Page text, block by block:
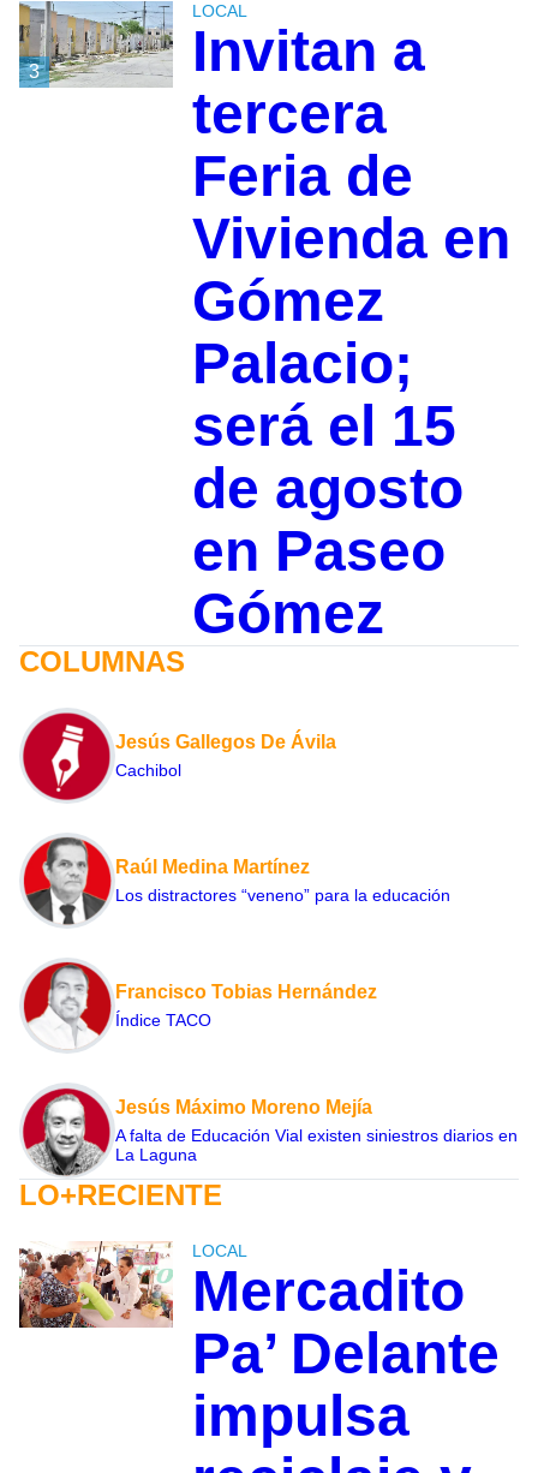
3
LOCAL
Invitan a
tercera
Feria de
Vivienda en
Gómez
Palacio;
será el 15
de agosto
en Paseo
Gómez
COLUMNAS
Jesús Gallegos De Ávila
Cachibol
Raúl Medina Martínez
Los distractores “veneno” para la educación
Francisco Tobias Hernández
Índice TACO
Jesús Máximo Moreno Mejía
A falta de Educación Vial existen siniestros diarios en
La Laguna
LO+RECIENTE
LOCAL
Mercadito
Pa’ Delante
impulsa